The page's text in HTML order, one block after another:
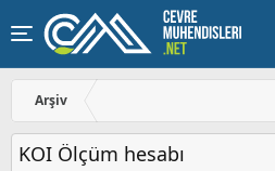
Arşiv
KOI Ölçüm hesabı